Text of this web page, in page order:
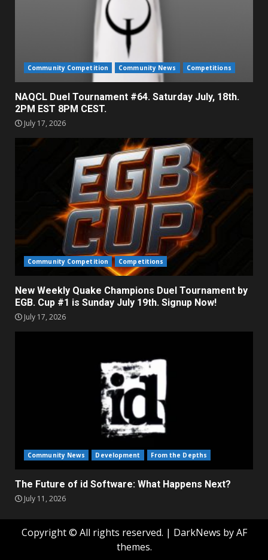
Community Competition Community News Competitions
NAQCL Duel Tournament #64. Saturday July, 18th.
2PM EST 8PM CEST.
July 17, 2026
Community Competition Competitions
New Weekly Quake Champions Duel Tournament by
EGB. Cup #1 is Sunday July 19th. Signup Now!
July 17, 2026
Community News Development From the Depths
The Future of id Software: What Happens Next?
July 11, 2026
Copyright © All rights reserved. | DarkNews by AF
themes.